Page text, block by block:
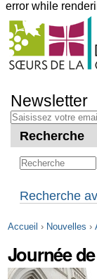
error while
Outils
personnels
au
contenu.
Aller
navigation
Newsletter
Recherche
Recherche
Accueil › Nouvelles ›
Journée